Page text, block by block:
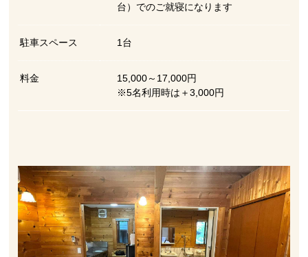
台）でのご就寝になります
駐車スペース 1台
料金
15,000～17,000円
※5名利用時は＋3,000円